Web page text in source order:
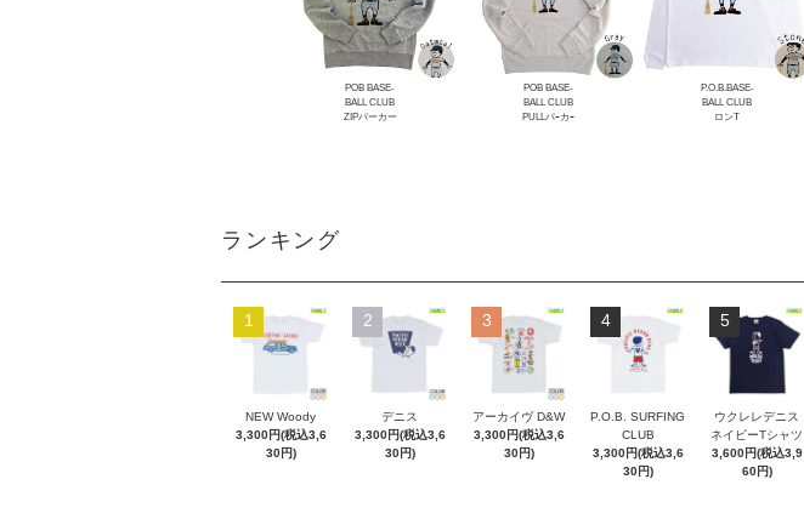
POB BASE-
BALL CLUB
ZIPパーカー
POB BASE-
BALL CLUB
PULLパｰカｰ
P.O.B.BASE-
BALL CLUB
ロンT
ランキング
1
NEW Woody
3,300円(税込3,6
30円)
2
デニス
3,300円(税込3,6
30円)
3
アーカイヴ D&W
3,300円(税込3,6
30円)
4
P.O.B. SURFING
CLUB
3,300円(税込3,6
30円)
5
ウクレレデニス
ネイビーTシャツ
3,600円(税込3,9
60円)